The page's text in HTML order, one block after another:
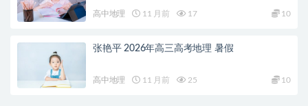
高中地理 11 月前 17 10
张艳平 2026年高三高考地理 暑假
高中地理 11 月前 25 10